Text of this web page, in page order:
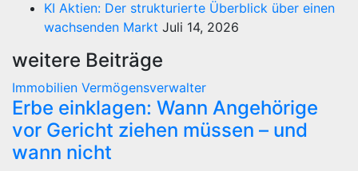
KI Aktien: Der strukturierte Überblick über einen
wachsenden Markt Juli 14, 2026
weitere Beiträge
Immobilien Vermögensverwalter
Erbe einklagen: Wann Angehörige
vor Gericht ziehen müssen – und
wann nicht